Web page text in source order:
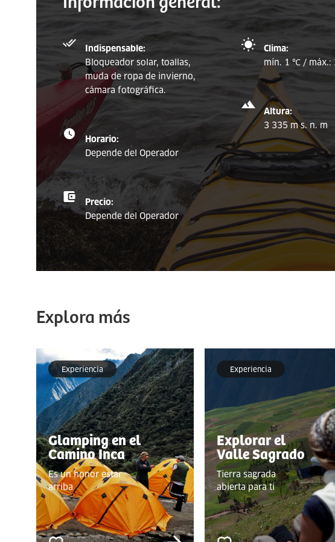
Indispensable:
Bloqueador solar, toallas,
muda de ropa de invierno,
cámara fotográfica.
Horario:
Depende del Operador
Precio:
Depende del Operador
Clima:
mín. 1 ℃ /
Altura:
3 335 m s. n. m
Explora más
Experiencia
Glamping en el
Camino Inca
Es un honor estar
arriba
Experiencia
Explorar el
Valle Sagrado
Tierra sagrada
abierta para ti